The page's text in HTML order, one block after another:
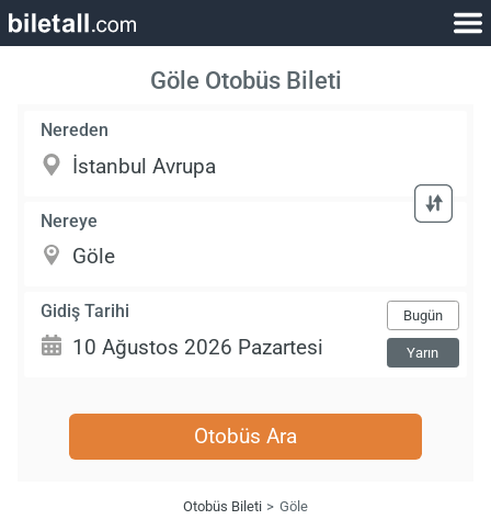
Göle Otobüs Bileti
Nereden
Nereye
Gidiş Tarihi Bugün
Yarın
Otobüs Ara
Otobüs Bileti Göle